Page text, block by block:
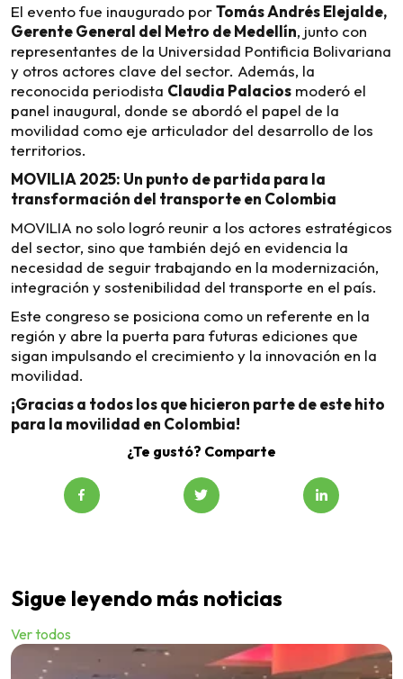
El evento fue inaugurado porTomás Andrés Elejalde,
Gerente General del Metro de Medellín, junto con
representantes de la Universidad Pontificia Bolivariana
y otros actores clave del sector. Además, la
reconocida periodista Claudia Palacios moderó el
panel inaugural, donde se abordó el papel de la
movilidad como eje articulador del desarrollo de los
territorios.
MOVILIA 2025: Un punto de partida para la
transformación del transporte en Colombia
MOVILIA no solo logró reunir a los actores estratégicos
del sector, sino que también dejó en evidencia la
necesidad de seguir trabajando en la modernización,
integración y sostenibilidad del transporte en el país.
Este congreso se posiciona como un referente en la
región y abre la puerta para futuras ediciones que
sigan impulsando el crecimiento y la innovación en la
movilidad.
¡Gracias a todos los que hicieron parte de este hito
para la movilidad en Colombia!
¿Te gustó? Comparte
Sigue leyendo más noticias
Ver todos